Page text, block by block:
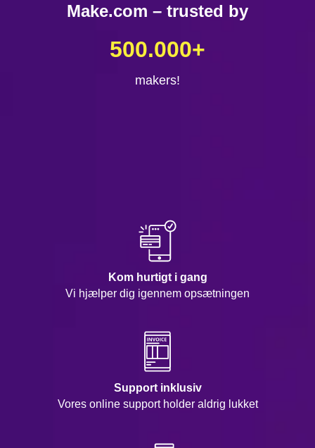
Make.com – trusted by
makers!
500.000+
Kom hurtigt i gang
Vi hjælper dig igennem opsætningen
Support inklusiv
Vores online support holder aldrig lukket